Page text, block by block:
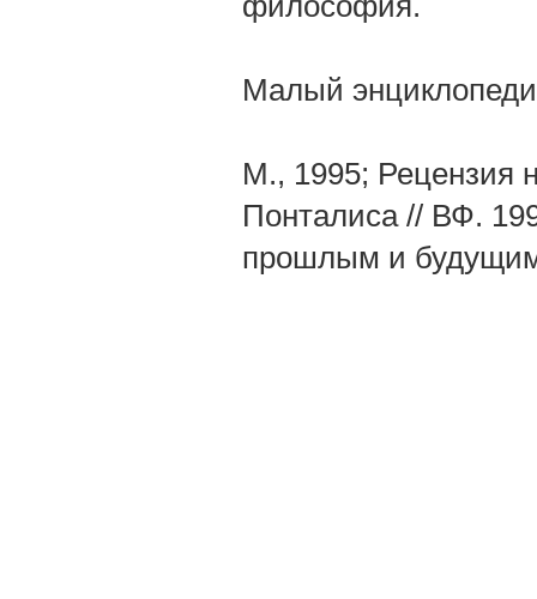
Малый
М., 1995; Рецензия
Понталиса // ВФ.
прошлым и